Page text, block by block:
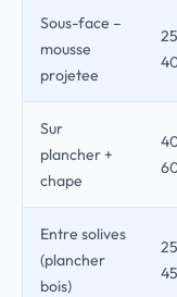
Sous-face –
mousse
projetee
Sur
plancher +
chape
Entre solives
(plancher
bois)